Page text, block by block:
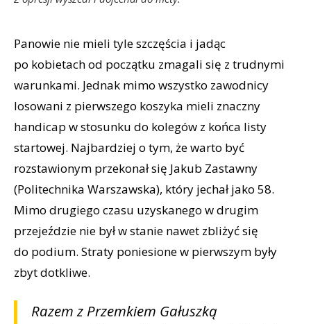
Panowie nie mieli tyle szczęścia i jadąc
po kobietach od początku zmagali się z trudnymi
warunkami. Jednak mimo wszystko zawodnicy
losowani z pierwszego koszyka mieli znaczny
handicap w stosunku do kolegów z końca listy
startowej. Najbardziej o tym, że warto być
rozstawionym przekonał się Jakub Zastawny
(Politechnika Warszawska), który jechał jako 58.
Mimo drugiego czasu uzyskanego w drugim
przejeździe nie był w stanie nawet zbliżyć się
do podium. Straty poniesione w pierwszym były
zbyt dotkliwe.
Razem z Przemkiem Gałuszką